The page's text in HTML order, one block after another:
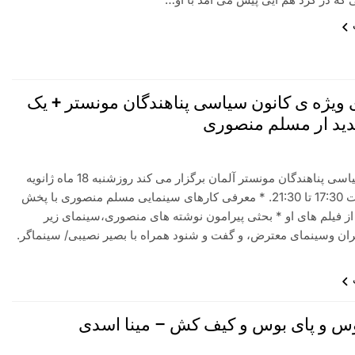
ویژه ی کانون سیاسی پناهندگان مونستر + یک
ار مسلم منصوری
کانون سیاسی پناهندگان مونستر آلمان برگزار می کند روزشنبه 18 ماه ژانویه
2014 ساعت 17:30 تا 21:30. * معرفی کارهای سینمایی مسلم منصوری با پخش
از فیلم های او * بحثی پیرامون نوشته های منصوری،سینمای زیر
وسینمای معترض، و گفت و شنود همراه با بصیر نصیبی/ سینماگر.
و پای بوس و کیف کش – مینا اسدی